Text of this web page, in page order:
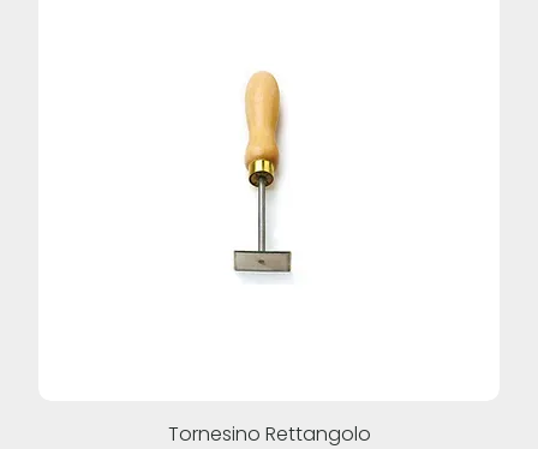
Tornesino Rettangolo